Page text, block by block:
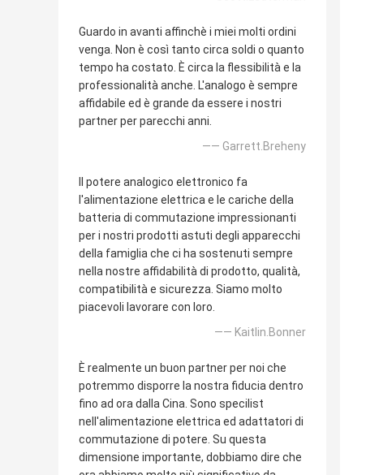
Guardo in avanti affinchè i miei molti ordini
venga. Non è così tanto circa soldi o quanto
tempo ha costato. È circa la flessibilità e la
professionalità anche. L'analogo è sempre
affidabile ed è grande da essere i nostri
partner per parecchi anni.
—— Garrett.Breheny
Il potere analogico elettronico fa
l'alimentazione elettrica e le cariche della
batteria di commutazione impressionanti
per i nostri prodotti astuti degli apparecchi
della famiglia che ci ha sostenuti sempre
nella nostre affidabilità di prodotto, qualità,
compatibilità e sicurezza. Siamo molto
piacevoli lavorare con loro.
—— Kaitlin.Bonner
È realmente un buon partner per noi che
potremmo disporre la nostra fiducia dentro
fino ad ora dalla Cina. Sono specilist
nell'alimentazione elettrica ed adattatori di
commutazione di potere. Su questa
dimensione importante, dobbiamo dire che